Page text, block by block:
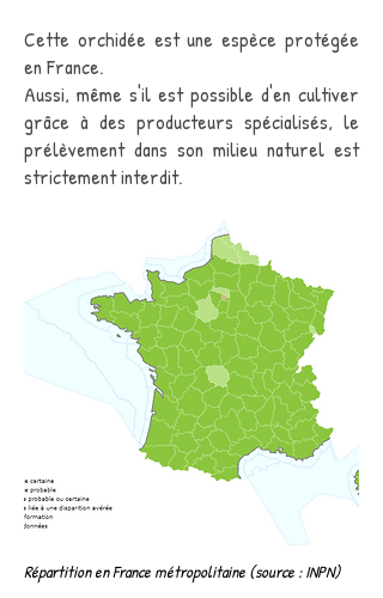
Cette orchidée est une espèce protégée
en France.
Aussi, même s'il est possible d'en cultiver
grâce à des producteurs spécialisés, le
prélèvement dans son milieu naturel est
strictement interdit.
Répartition en France métropolitaine (source : INPN)